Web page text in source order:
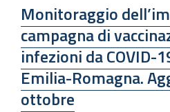
Monitoraggio
campagna di
infezioni da COVID-
Emilia-Romagna.
ottobre